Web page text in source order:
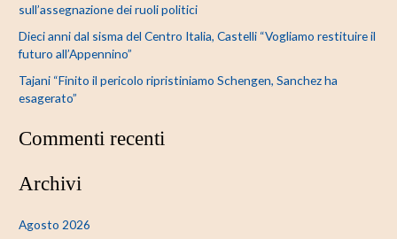
sull’assegnazione dei ruoli politici
Dieci anni dal sisma del Centro Italia, Castelli “Vogliamo restituire il
futuro all’Appennino”
Tajani “Finito il pericolo ripristiniamo Schengen, Sanchez ha
esagerato”
Commenti recenti
Archivi
Agosto 2026